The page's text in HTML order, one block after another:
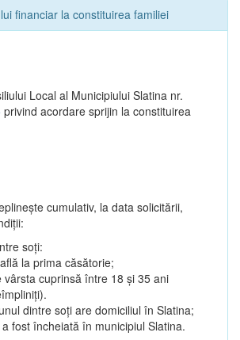
financiar la constituirea familiei
Local al Municipiului Slatina nr.
privind acordare sprijin la constituirea
cumulativ, la data solicitării,
soți:
la prima căsătorie;
vârsta cuprinsă între 18 și 35 ani
dintre soți are domiciliul în Slatina;
fost încheiată în municipiul Slatina.